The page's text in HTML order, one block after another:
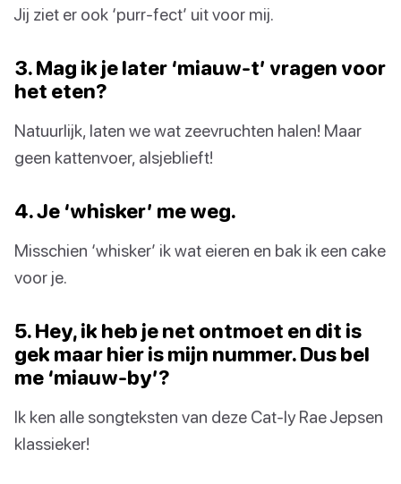
Jij ziet er ook ‘purr-fect’ uit voor mij.
3. Mag ik je later ‘miauw-t’ vragen voor
het eten?
Natuurlijk, laten we wat zeevruchten halen! Maar
geen kattenvoer, alsjeblieft!
4. Je ‘whisker’ me weg.
Misschien ‘whisker’ ik wat eieren en bak ik een cake
voor je.
5. Hey, ik heb je net ontmoet en dit is
gek maar hier is mijn nummer. Dus bel
me ‘miauw-by’?
Ik ken alle songteksten van deze Cat-ly Rae Jepsen
klassieker!